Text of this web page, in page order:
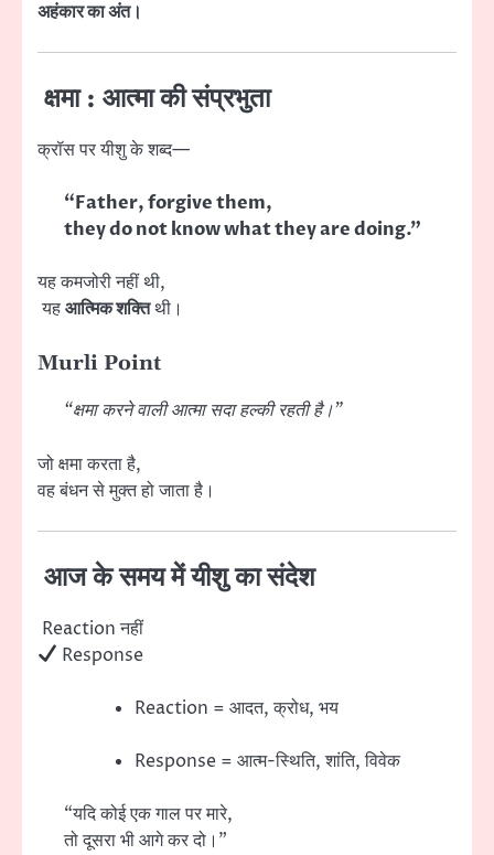
अहंकार का अंत।
क्षमा : आत्मा की संप्रभुता
क्रॉस पर यीशु के शब्द—
“Father, forgive them,
they do not know what they are doing.”
यह कमजोरी नहीं थी,
यहआत्मिक शक्तिथी।
Murli Point
“क्षमा करने वाली आत्मा सदा हल्की रहती है।”
जो क्षमा करता है,
वह बंधन से मुक्त हो जाता है।
आज के समय में यीशु का संदेश
Reaction नहीं
Response
Reaction = आदत, क्रोध, भय
Response = आत्म-स्थिति, शांति, विवेक
“यदि कोई एक गाल पर मारे,
तो दूसरा भी आगे कर दो।”